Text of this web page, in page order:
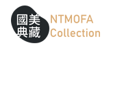
跳到中間主要內容區
網站導覽
:::